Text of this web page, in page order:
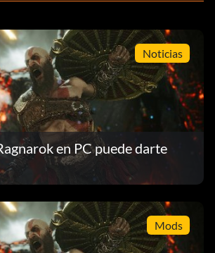
Noticias
en PC puede darte
Mods